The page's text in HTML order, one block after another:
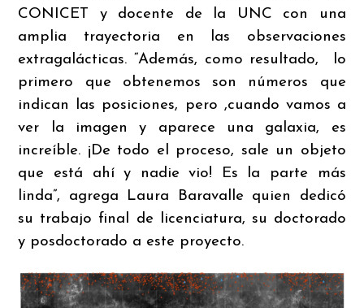
CONICET y docente de la UNC con una
amplia trayectoria en las observaciones
extragalácticas. “Además, como resultado, lo
primero que obtenemos son números que
indican las posiciones, pero ,cuando vamos a
ver la imagen y aparece una galaxia, es
increíble. ¡De todo el proceso, sale un objeto
que está ahí y nadie vio! Es la parte más
linda”, agrega Laura Baravalle quien dedicó
su trabajo final de licenciatura, su doctorado
y posdoctorado a este proyecto.